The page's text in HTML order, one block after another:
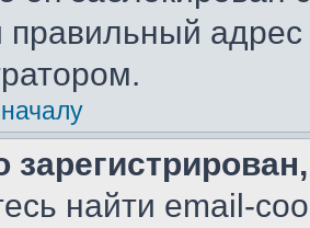
правильный адрес
найти email-